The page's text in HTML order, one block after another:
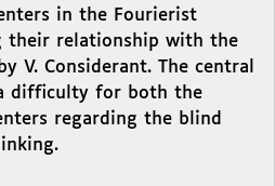
in the Fourierist
their relationship with the
V. Considerant. The central
difficulty for both the
regarding the blind